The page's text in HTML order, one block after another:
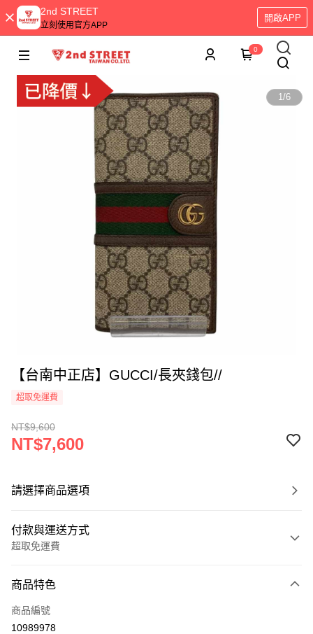
2nd STREET
立刻使用官方APP
開啟APP
0
1/6
【台南中正店】GUCCI/長夾錢包//
超取免運費
NT$9,600
NT$7,600
請選擇商品選項
付款與運送方式
超取免運費
信用卡一次付款
超商取貨付款
商品特色
商品編號
10989978